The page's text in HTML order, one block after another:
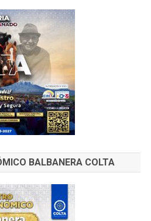
BALBANERA COLTA